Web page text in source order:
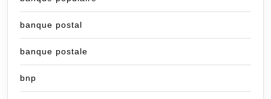
banque postal
banque postale
bnp